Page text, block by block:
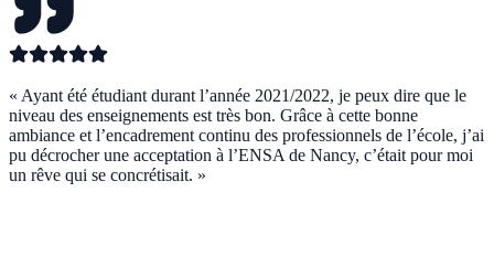
« Ayant été étudiant durant l’année 2021/2022, je peux dire que le
niveau des enseignements est très bon. Grâce à cette bonne
ambiance et l’encadrement continu des professionnels de l’école, j’ai
pu décrocher une acceptation à l’ENSA de Nancy, c’était pour moi
un rêve qui se concrétisait. »